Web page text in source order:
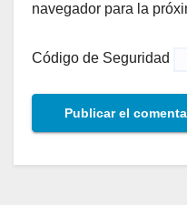
navegador para la
Código de Seguridad